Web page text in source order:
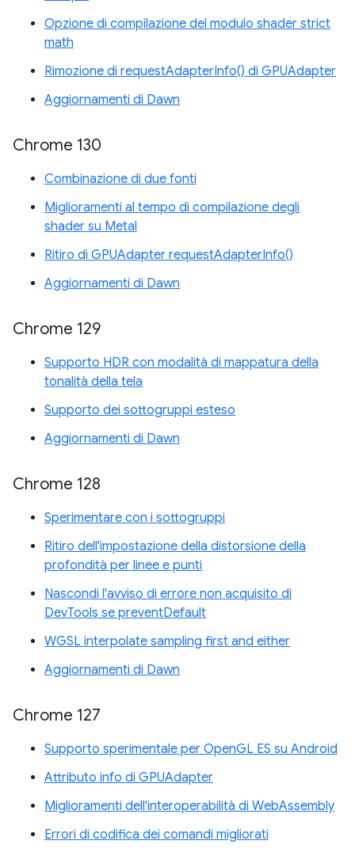
Opzione di compilazione del modulo shader strict
math
Rimozione di requestAdapterInfo() di GPUAdapter
Aggiornamenti di Dawn
Chrome 130
Combinazione di due fonti
Miglioramenti al tempo di compilazione degli
shader su Metal
Ritiro di GPUAdapter requestAdapterInfo()
Aggiornamenti di Dawn
Chrome 129
Supporto HDR con modalità di mappatura della
tonalità della tela
Supporto dei sottogruppi esteso
Aggiornamenti di Dawn
Chrome 128
Sperimentare con i sottogruppi
Ritiro dell'impostazione della distorsione della
profondità per linee e punti
Nascondi l'avviso di errore non acquisito di
DevTools se preventDefault
WGSL interpolate sampling first and either
Aggiornamenti di Dawn
Chrome 127
Supporto sperimentale per OpenGL ES su Android
Attributo info di GPUAdapter
Miglioramenti dell'interoperabilità di WebAssembly
Errori di codifica dei comandi migliorati